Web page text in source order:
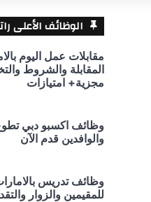
الوظائف الأعلى
مقابلات عمل اليوم
المقابلة والشروط
مجزية+ امتيازات
وظائف اكسبو دبي
والوافدين قدم الآن
وظائف تدريس
للمقيمين والزوار